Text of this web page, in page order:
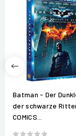
Batman - Der
der schwarze
COMICS...